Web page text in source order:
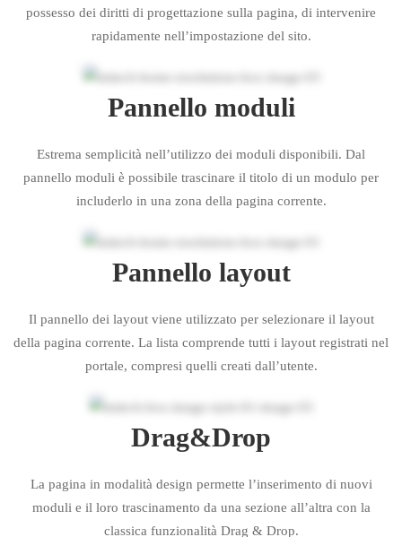
possesso dei diritti di progettazione sulla pagina, di intervenire
rapidamente nell’impostazione del sito.
Pannello moduli
Estrema semplicità nell’utilizzo dei moduli disponibili. Dal
pannello moduli è possibile trascinare il titolo di un modulo per
includerlo in una zona della pagina corrente.
Pannello layout
Il pannello dei layout viene utilizzato per selezionare il layout
della pagina corrente. La lista comprende tutti i layout registrati nel
portale, compresi quelli creati dall’utente.
Drag&Drop
La pagina in modalità design permette l’inserimento di nuovi
moduli e il loro trascinamento da una sezione all’altra con la
classica funzionalità Drag & Drop.